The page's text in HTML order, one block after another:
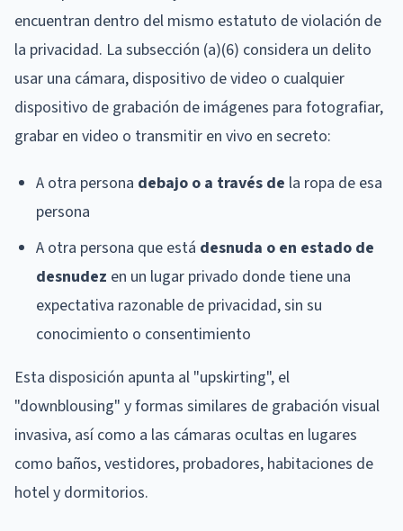
encuentran dentro del mismo estatuto de violación de
la privacidad. La subsección (a)(6) considera un delito
usar una cámara, dispositivo de video o cualquier
dispositivo de grabación de imágenes para fotografiar,
grabar en video o transmitir en vivo en secreto:
A otra persona debajo o a través de la ropa de esa
persona
A otra persona que está desnuda o en estado de
desnudez en un lugar privado donde tiene una
expectativa razonable de privacidad, sin su
conocimiento o consentimiento
Esta disposición apunta al "upskirting", el
"downblousing" y formas similares de grabación visual
invasiva, así como a las cámaras ocultas en lugares
como baños, vestidores, probadores, habitaciones de
hotel y dormitorios.